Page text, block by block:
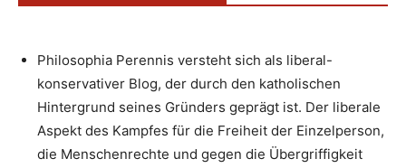
Philosophia Perennis versteht sich als liberal-
konservativer Blog, der durch den katholischen
Hintergrund seines Gründers geprägt ist. Der liberale
Aspekt des Kampfes für die Freiheit der Einzelperson,
die Menschenrechte und gegen die Übergriffigkeit